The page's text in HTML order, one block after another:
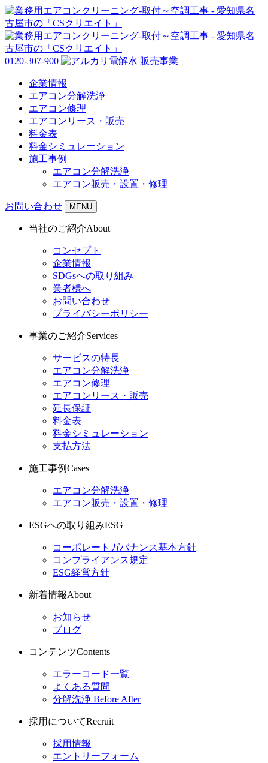
0120-307-900
企業情報
エアコン分解洗浄
エアコン修理
エアコンリース・販売
料金表
料金シミュレーション
施工事例
エアコン分解洗浄
エアコン販売・設置・修理
お問い合わせ MENU
当社のご紹介About
コンセプト
企業情報
SDGsへの取り組み
業者様へ
お問い合わせ
プライバシーポリシー
事業のご紹介Services
サービスの特長
エアコン分解洗浄
エアコン修理
エアコンリース・販売
延長保証
料金表
料金シミュレーション
支払方法
施工事例Cases
エアコン分解洗浄
エアコン販売・設置・修理
ESGへの取り組みESG
コーポレートガバナンス基本方針
コンプライアンス規定
ESG経営方針
新着情報About
お知らせ
ブログ
コンテンツContents
エラーコード一覧
よくある質問
分解洗浄 Before After
採用についてRecruit
採用情報
エントリーフォーム